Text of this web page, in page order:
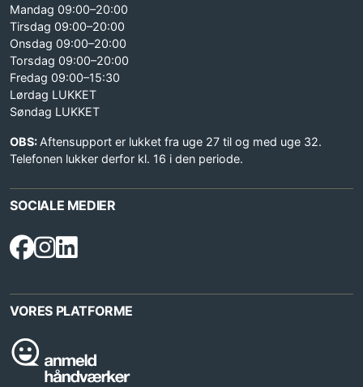
Mandag 09:00–20:00
Tirsdag 09:00–20:00
Onsdag 09:00–20:00
Torsdag 09:00–20:00
Fredag 09:00–15:30
Lørdag LUKKET
Søndag LUKKET
OBS: Aftensupport er lukket fra uge 27 til og med uge 32.
Telefonen lukker derfor kl. 16 i den periode.
SOCIALE MEDIER
VORES PLATFORME